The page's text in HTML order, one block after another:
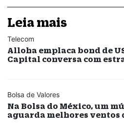
Leia mais
Telecom
Alloha emplaca bond de
Capital conversa com
Bolsa de Valores
Na Bolsa do México, um
aguarda melhores ventos